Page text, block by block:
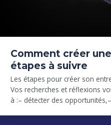
Comment créer
étapes à suivre
Les étapes pour créer son
Vos recherches et réflexions
à :– détecter des